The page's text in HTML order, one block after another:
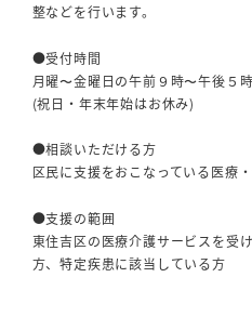
整などを行います。
●受付時間
月曜〜金曜日の午前９時〜午後５時
(祝日・年末年始はお休み)
●相談いただける方
区民に支援をおこなっている医療
●支援の範囲
東住吉区の医療介護サービスを受
方、特定疾患に該当している方